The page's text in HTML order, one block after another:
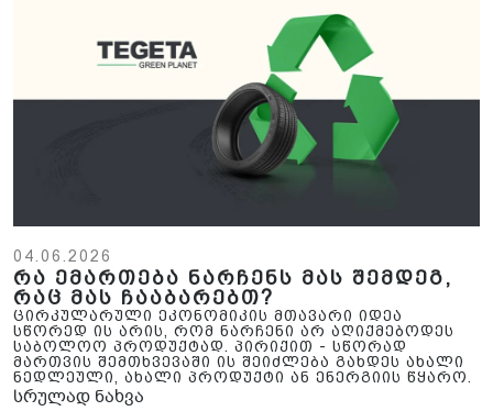
04.06.2026
რა ემართება ნარჩენს მას შემდეგ,
რაც მას ჩააბარებთ?
ცირკულარული ეკონომიკის მთავარი იდეა
სწორედ ის არის, რომ ნარჩენი არ აღიქმებოდეს
საბოლოო პროდუქტად. პირიქით - სწორად
მართვის შემთხვევაში ის შეიძლება გახდეს ახალი
ნედლეული, ახალი პროდუქტი ან ენერგიის წყარო.
სრულად ნახვა